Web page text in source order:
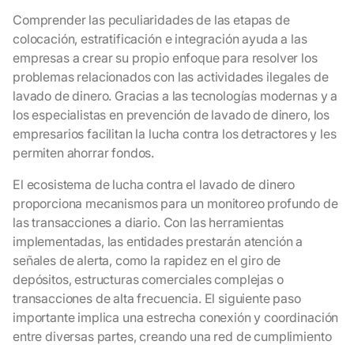
Comprender las peculiaridades de las etapas de
colocación, estratificación e integración ayuda a las
empresas a crear su propio enfoque para resolver los
problemas relacionados con las actividades ilegales de
lavado de dinero. Gracias a las tecnologías modernas y a
los especialistas en prevención de lavado de dinero, los
empresarios facilitan la lucha contra los detractores y les
permiten ahorrar fondos.
El ecosistema de lucha contra el lavado de dinero
proporciona mecanismos para un monitoreo profundo de
las transacciones a diario. Con las herramientas
implementadas, las entidades prestarán atención a
señales de alerta, como la rapidez en el giro de
depósitos, estructuras comerciales complejas o
transacciones de alta frecuencia. El siguiente paso
importante implica una estrecha conexión y coordinación
entre diversas partes, creando una red de cumplimiento